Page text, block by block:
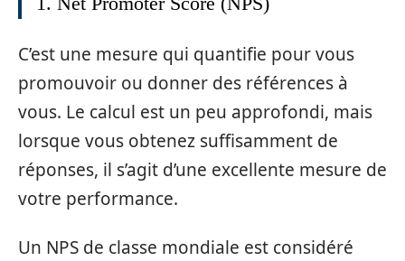
C’est une mesure qui quantifie pour vous
promouvoir ou donner des références à
vous. Le calcul est un peu approfondi, mais
lorsque vous obtenez suffisamment de
réponses, il s’agit d’une excellente mesure de
votre performance.
Un NPS de classe mondiale est considéré